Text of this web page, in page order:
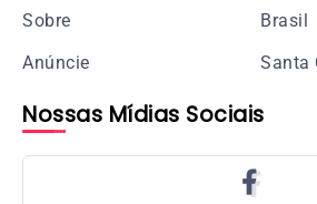
Sobre
Anúncie
Brasil
Santa
Nossas Mídias Sociais